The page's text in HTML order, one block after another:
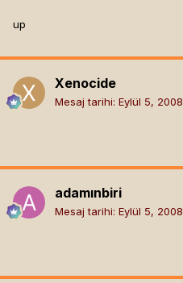
up
Xenocide
Mesaj tarihi: Eylül 5, 2008
adamınbiri
Mesaj tarihi: Eylül 5, 2008